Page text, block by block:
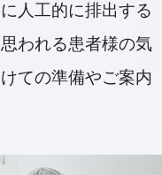
人工的に排出する
われる患者様の気
ての準備やご案内